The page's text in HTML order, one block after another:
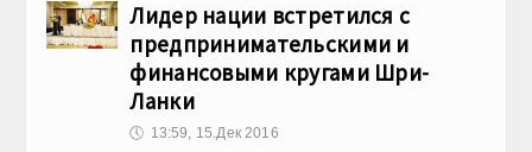
Лидер нации встретился с
предпринимательскими и
финансовыми кругами Шри-
Ланки
🕔 13:59, 15.Дек 2016